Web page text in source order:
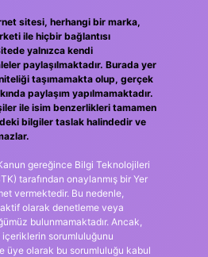
sitesi, herhangi bir marka,
ile hiçbir bağlantısı
yalnızca kendi
paylaşılmaktadır. Burada yer
taşımamakta olup, gerçek
paylaşım yapılmamaktadır.
ile isim benzerlikleri tamamen
bilgiler taslak halindedir ve
gereğince Bilgi Teknolojileri
tarafından onaylanmış bir Yer
vermektedir. Bu nedenle,
olarak denetleme veya
bulunmamaktadır. Ancak,
içeriklerin sorumluluğunu
üye olarak bu sorumluluğu kabul